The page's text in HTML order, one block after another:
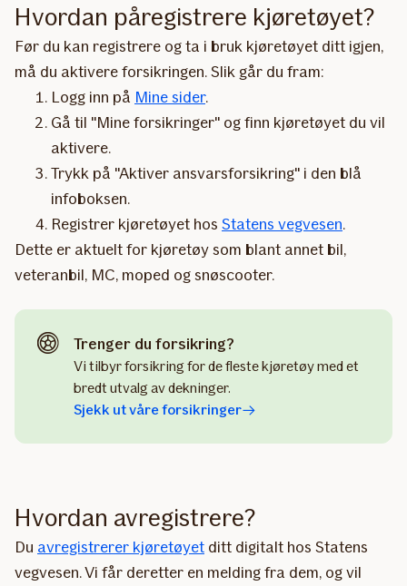
Hvordan påregistrere kjøretøyet?
Før du kan registrere og ta i bruk kjøretøyet ditt igjen,
må du aktivere forsikringen. Slik går du fram:
Logg inn på Mine sider.
Gå til "Mine forsikringer" og finn kjøretøyet du vil
aktivere.
Trykk på "Aktiver ansvarsforsikring" i den blå
infoboksen.
Registrer kjøretøyet hos Statens vegvesen.
Dette er aktuelt for kjøretøy som blant annet bil,
veteranbil, MC, moped og snøscooter.
Trenger du forsikring?
Vi tilbyr forsikring for de fleste kjøretøy med et
bredt utvalg av dekninger.
Sjekk ut våre forsikringer
Hvordan avregistrere?
Du avregistrerer kjøretøyet ditt digitalt hos Statens
vegvesen. Vi får deretter en melding fra dem, og vil